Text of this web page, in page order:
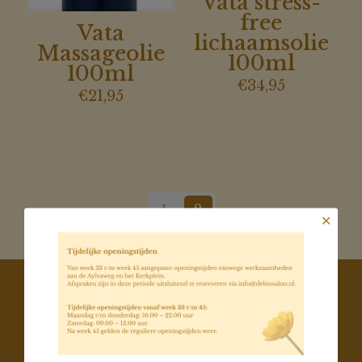
Vata
Massageolie
100ml
€21,95
free
lichaamsolie
100ml
€34,95
1 2
Contact
De Biosalon
Van Aylvaweg 3 8748CC Witmarsum
✕